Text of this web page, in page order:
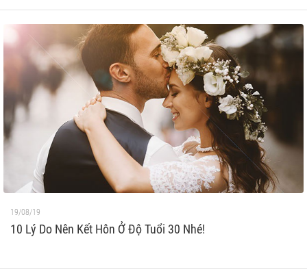
19/08/19
10 Lý Do Nên Kết Hôn Ở Độ Tuổi 30 Nhé!